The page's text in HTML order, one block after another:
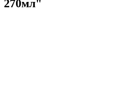
270мл"